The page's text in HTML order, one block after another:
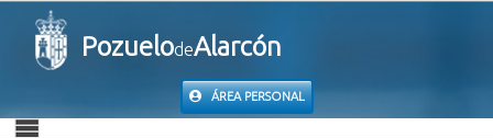
PozuelodeAlarcón
ÁREA PERSONAL